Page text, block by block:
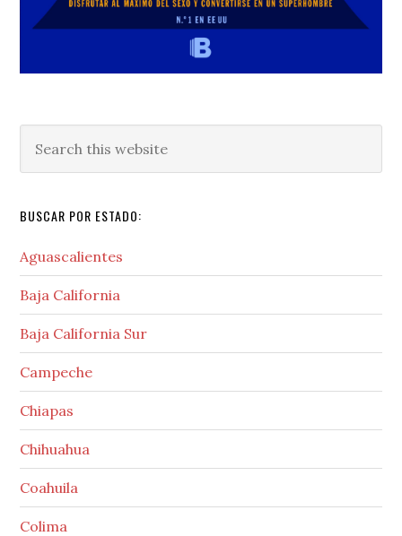
this
BUSCAR POR ESTADO:
Aguascalientes
Baja California
Baja California Sur
Campeche
Chiapas
Chihuahua
Coahuila
Colima